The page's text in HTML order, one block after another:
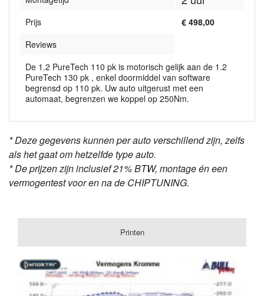
Prijs
€ 498,00
Reviews
De 1.2 PureTech 110 pk is motorisch gelijk aan de 1.2
PureTech 130 pk , enkel doormiddel van software
begrensd op 110 pk. Uw auto uitgerust met een
automaat, begrenzen we koppel op 250Nm.
* Deze gegevens kunnen per auto verschillend zijn, zelfs
als het gaat om hetzelfde type auto.
* De prijzen zijn inclusief 21% BTW, montage én een
vermogentest voor en na de CHIPTUNING.
Printen